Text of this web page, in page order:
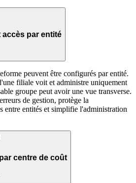
par entité
peuvent être configurés par entité.
filiale voit et administre uniquement
groupe peut avoir une vue transverse.
de gestion, protège la
entre entités et simplifie l'administration
centre de coût